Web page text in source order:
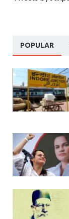
POPULAR